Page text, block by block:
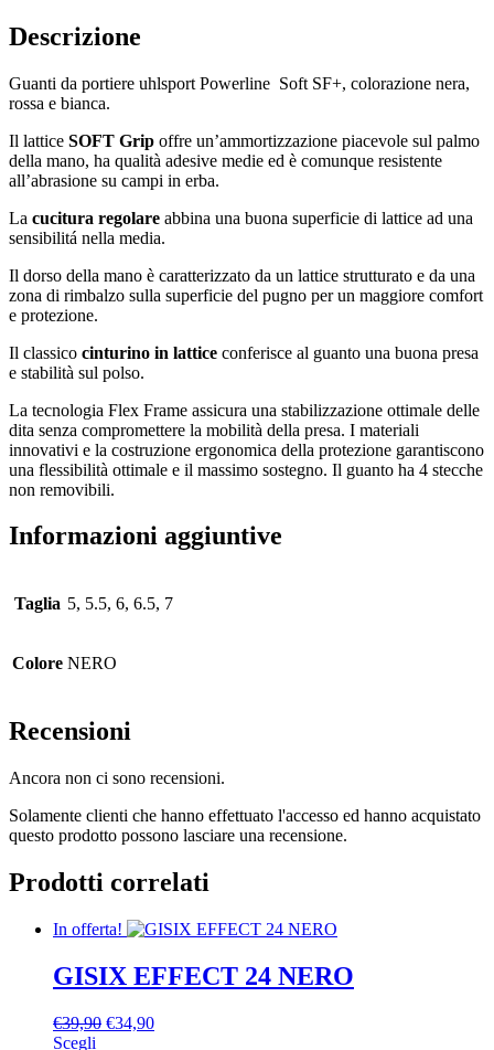
Descrizione
Guanti da portiere uhlsport Powerline Soft SF+, colorazione nera,
rossa e bianca.
Il lattice SOFT Grip offre un’ammortizzazione piacevole sul palmo
della mano, ha qualità adesive medie ed è comunque resistente
all’abrasione su campi in erba.
La cucitura regolare abbina una buona superficie di lattice ad una
sensibilitá nella media.
Il dorso della mano è caratterizzato da un lattice strutturato e da una
zona di rimbalzo sulla superficie del pugno per un maggiore comfort
e protezione.
Il classico cinturino in lattice conferisce al guanto una buona presa
e stabilità sul polso.
La tecnologia Flex Frame assicura una stabilizzazione ottimale delle
dita senza compromettere la mobilità della presa. I materiali
innovativi e la costruzione ergonomica della protezione garantiscono
una flessibilità ottimale e il massimo sostegno. Il guanto ha 4 stecche
non removibili.
Informazioni aggiuntive
Taglia 5, 5.5, 6, 6.5, 7
Colore NERO
Recensioni
Ancora non ci sono recensioni.
Solamente clienti che hanno effettuato l'accesso ed hanno acquistato
questo prodotto possono lasciare una recensione.
Prodotti correlati
In offerta!
GISIX EFFECT 24 NERO
€39,90 Il
€34,90Il
Scegli